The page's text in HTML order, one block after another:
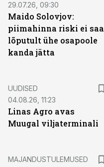
29.07.26, 09:30
Maido Solovjov:
piimahinna riski ei saa
lõputult ühe osapoole
kanda jätta
UUDISED
04.08.26, 11:23
Linas Agro avas
Muugal viljaterminali
MAJANDUSTULEMUSED